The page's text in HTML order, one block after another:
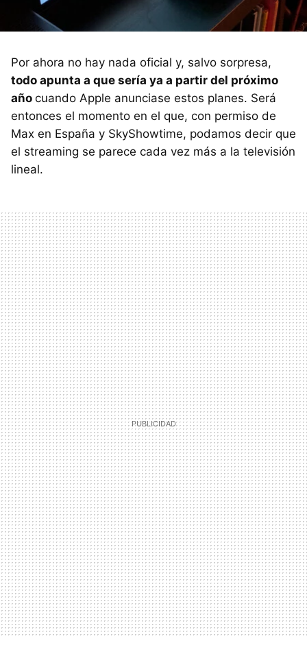
Por ahora no hay nada oficial y, salvo sorpresa,
todo apunta a que sería ya a partir del próximo
año cuando Apple anunciase estos planes. Será
entonces el momento en el que, con permiso de
Max en España y SkyShowtime, podamos decir que
el streaming se parece cada vez más a la televisión
lineal.